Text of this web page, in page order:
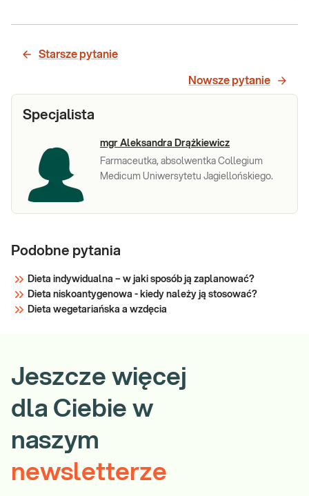
Starsze pytanie
Nowsze pytanie
Specjalista
mgr Aleksandra Drążkiewicz
Farmaceutka, absolwentka Collegium
Medicum Uniwersytetu Jagiellońskiego.
Podobne pytania
Dieta indywidualna – w jaki sposób ją zaplanować?
Dieta niskoantygenowa - kiedy należy ją stosować?
Dieta wegetariańska a wzdęcia
Jeszcze więcej
dla Ciebie w
naszym
newsletterze